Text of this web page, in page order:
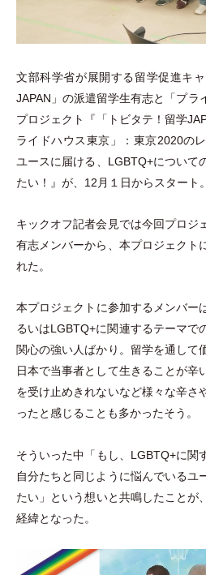
文部科学省が展開する留学促進キ
JAPAN 」の派遣留学生有志と 「プラ
プロジェクト『 「 トビタテ！留学
ライドハウス東京 」
：東京2020の
ユースに届ける、LGBTQ+について
たい！』が、12月１日からスタート。
キックオフ記者会見では今回プロジ
有志メンバーから、本プロジェクト
れた。
本プロジェクトに参加するメンバー
るいはLGBTQ+に関連するテーマで
関心の強い人ばかり。留学を通して
日本で当事者として生きることが辛
を受け止めきれないなど様々な辛さ
ったと感じることも多かったそう。
そういった中 「 もし、LGBTQ+に関
自分たちと同じように悩んでいるユ
たい 」
という想いと共鳴したことが
経緯となった。